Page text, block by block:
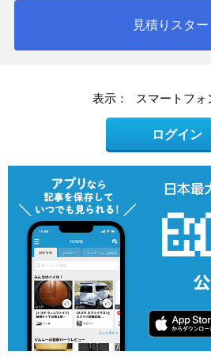
見積りスター
表示： スマートフォ
ログイン